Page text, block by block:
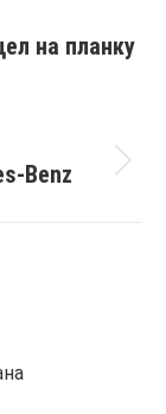
на планку
Benz